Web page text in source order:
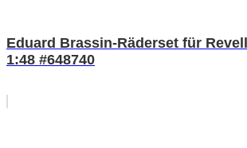
Eduard Brassin-Räderset für
1:48 #648740